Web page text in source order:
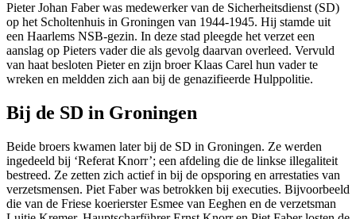
Pieter Johan Faber was medewerker van de Sicherheitsdienst (SD)
op het Scholtenhuis in Groningen van 1944-1945. Hij stamde uit
een Haarlems NSB-gezin. In deze stad pleegde het verzet een
aanslag op Pieters vader die als gevolg daarvan overleed. Vervuld
van haat besloten Pieter en zijn broer Klaas Carel hun vader te
wreken en meldden zich aan bij de genazifieerde Hulppolitie.
Bij de SD in Groningen
Beide broers kwamen later bij de SD in Groningen. Ze werden
ingedeeld bij ‘Referat Knorr’; een afdeling die de linkse illegaliteit
bestreed. Ze zetten zich actief in bij de opsporing en arrestaties van
verzetsmensen. Piet Faber was betrokken bij executies. Bijvoorbeeld
die van de Friese koerierster Esmee van Eeghen en de verzetsman